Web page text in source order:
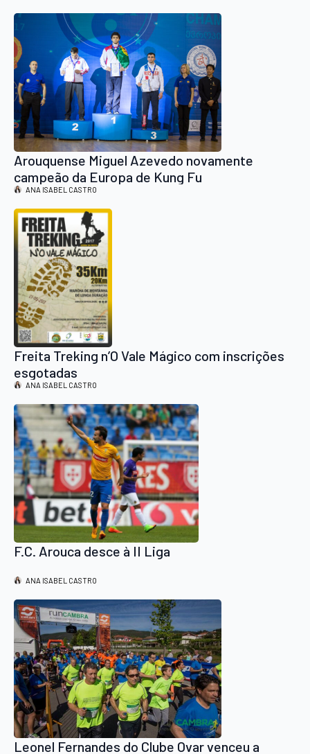
Arouquense Miguel Azevedo novamente
campeão da Europa de Kung Fu
ANA ISABEL CASTRO
Freita Treking n’O Vale Mágico com inscrições
esgotadas
ANA ISABEL CASTRO
F.C. Arouca desce à II Liga
ANA ISABEL CASTRO
Leonel Fernandes do Clube Ovar venceu a